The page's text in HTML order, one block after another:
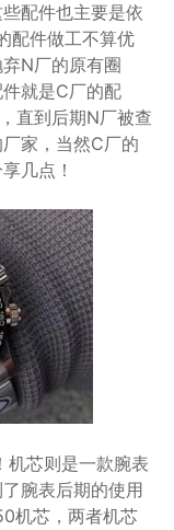
配件也主要是依
配件做工不算优
N厂的原有圈
就是C厂的配
直到后期N厂被查
家，当然C厂的
几点！
机芯则是一款腕表
腕表后期的使用
机芯，两者机芯